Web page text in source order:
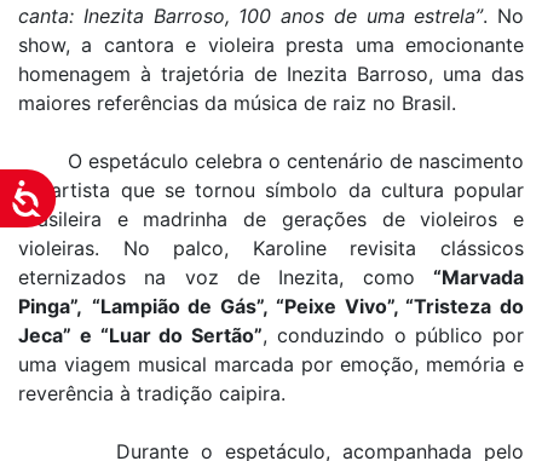
Acessibilidade
canta: Inezita Barroso, 100 anos de uma estrela”. No
show, a cantora e violeira presta uma emocionante
homenagem à trajetória de Inezita Barroso, uma das
maiores referências da música de raiz no Brasil.
O espetáculo celebra o centenário de nascimento
da artista que se tornou símbolo da cultura popular
brasileira e madrinha de gerações de violeiros e
violeiras. No palco, Karoline revisita clássicos
eternizados na voz de Inezita, como “Marvada
Pinga”, “Lampião de Gás”, “Peixe Vivo”, “Tristeza do
Jeca” e “Luar do Sertão”, conduzindo o público por
uma viagem musical marcada por emoção, memória e
reverência à tradição caipira.
Durante o espetáculo, acompanhada pelo